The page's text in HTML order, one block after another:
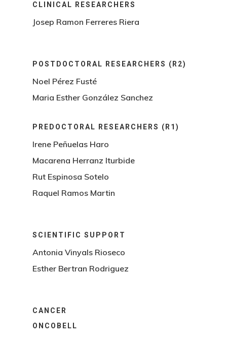
CLINICAL RESEARCHERS
Josep Ramon Ferreres Riera
POSTDOCTORAL RESEARCHERS (R2)
Noel Pérez Fusté
Maria Esther González Sanchez
PREDOCTORAL RESEARCHERS (R1)
Irene Peñuelas Haro
Macarena Herranz Iturbide
Rut Espinosa Sotelo
Raquel Ramos Martin
SCIENTIFIC SUPPORT
Antonia Vinyals Rioseco
Esther Bertran Rodriguez
CANCER
ONCOBELL